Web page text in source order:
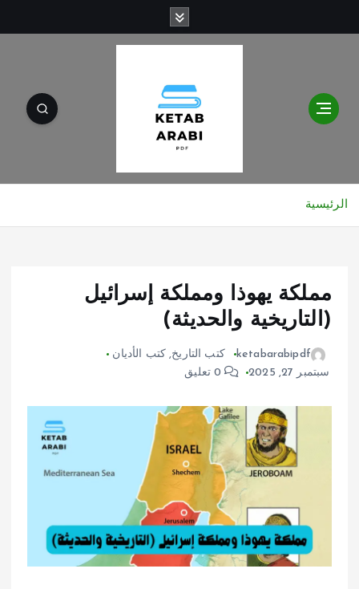
م
الرئيسية
مملكة يهوذا ومملكة إسرائيل
(التاريخية والحديثة)
ketabarabipdf كتب التاريخ, كتب الأديان
سبتمبر 27, 2025
0 تعليق